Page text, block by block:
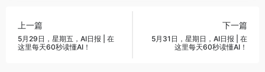
上一篇
5月29日，星期五，AI日报 | 在
这里每天60秒读懂AI！
下一篇
5月31日，星期日，AI日报 | 在
这里每天60秒读懂AI！